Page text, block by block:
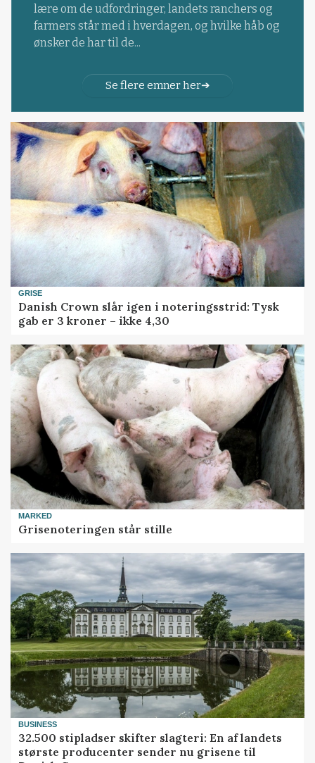
lære om de udfordringer, landets ranchers og
farmers står med i hverdagen, og hvilke håb og
ønsker de har til de...
Se flere emner her
GRISE
Danish Crown slår igen i noteringsstrid: Tysk
gab er 3 kroner – ikke 4,30
MARKED
Grisenoteringen står stille
BUSINESS
32.500 stipladser skifter slagteri: En af landets
største producenter sender nu grisene til